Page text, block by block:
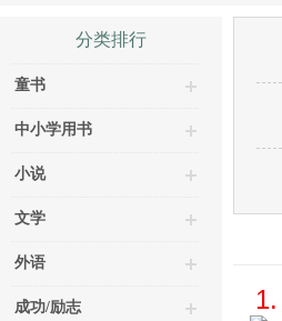
分类排行
童书
中小学用书
小说
文学
外语
成功/励志 1.